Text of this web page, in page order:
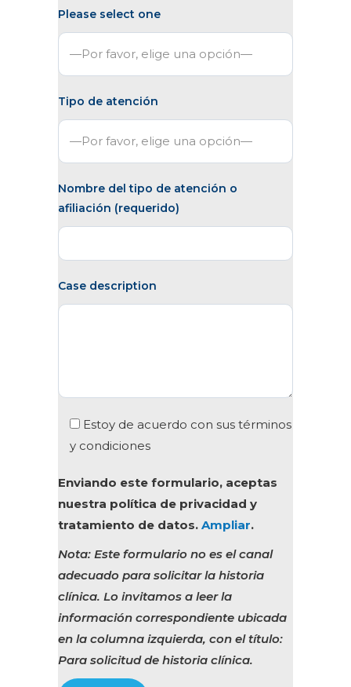
Please select one
Tipo de atención
Nombre del tipo de atención o
afiliación (requerido)
Case description
Estoy de acuerdo con sus términos
y condiciones
Enviando este formulario, aceptas
nuestra política de privacidad y
tratamiento de datos. Ampliar.
Nota: Este formulario no es el canal
adecuado para solicitar la historia
clínica. Lo invitamos a leer la
información correspondiente ubicada
en la columna izquierda, con el título:
Para solicitud de historia clínica.